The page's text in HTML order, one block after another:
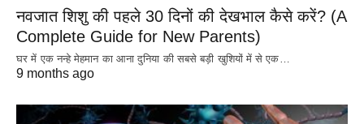
नवजात शिशु की पहले 30 दिनों की देखभाल कैसे करें? (A
Complete Guide for New Parents)
घर में एक नन्हे मेहमान का आना दुनिया की सबसे बड़ी खुशियों में से एक…
9 months ago